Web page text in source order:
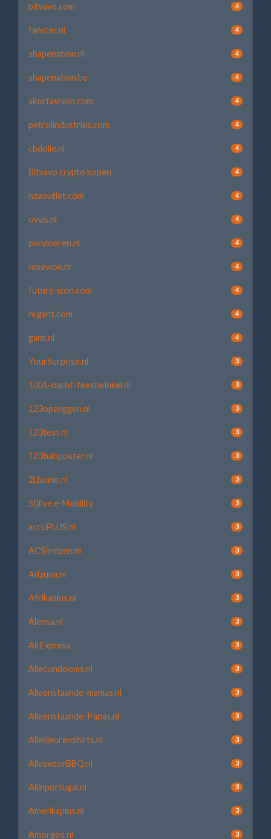
bitvavo.com 4
fanster.nl 4
shapenation.nl 4
shapenation.be 4
skotfashion.com 4
petrolindustries.com 4
cbdolie.nl 4
Bitvavo crypto kopen 4
nzaoutlet.com 4
ovvis.nl 4
pvcvloeren.nl 4
woewoe.nl 4
future-icon.com 4
nl.gant.com 4
gant.nl 4
YourSurprise.nl 3
1001-nacht-feestwinkel.nl 3
123opzeggen.nl 3
123test.nl 3
123tuinposter.nl 3
2Lhome.nl 3
50five e-Mobility 3
accuPLUS.nl 3
ACSIreizen.nl 3
Adzuna.nl 3
Afrikaplus.nl 3
Alensa.nl 3
Ali Express 3
Allecondooms.nl 3
Alleenstaande-mamas.nl 3
Alleenstaande-Papas.nl 3
Allekleurenshirts.nl 3
AllesvoorBBQ.nl 3
Allinportugal.nl 3
Amerikaplus.nl 3
Amorgos.nl 3